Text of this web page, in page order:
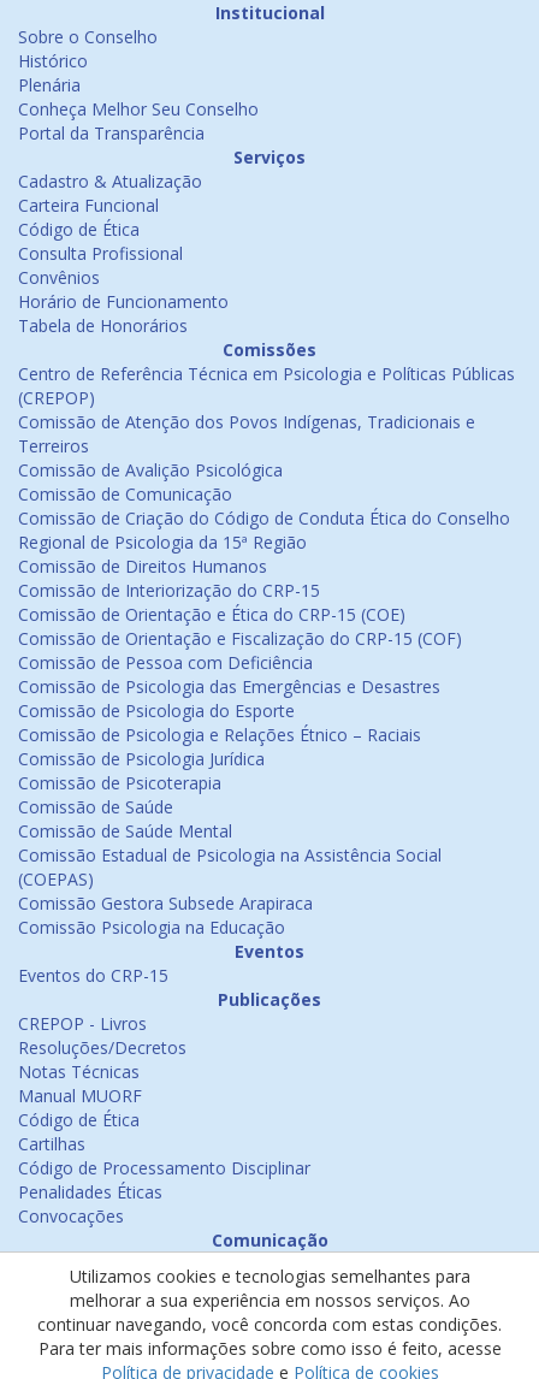
Institucional
Sobre o Conselho
Histórico
Plenária
Conheça Melhor Seu Conselho
Portal da Transparência
Serviços
Cadastro & Atualização
Carteira Funcional
Código de Ética
Consulta Profissional
Convênios
Horário de Funcionamento
Tabela de Honorários
Comissões
Centro de Referência Técnica em Psicologia e Políticas Públicas
(CREPOP)
Comissão de Atenção dos Povos Indígenas, Tradicionais e
Terreiros
Comissão de Avalição Psicológica
Comissão de Comunicação
Comissão de Criação do Código de Conduta Ética do Conselho
Regional de Psicologia da 15ª Região
Comissão de Direitos Humanos
Comissão de Interiorização do CRP-15
Comissão de Orientação e Ética do CRP-15 (COE)
Comissão de Orientação e Fiscalização do CRP-15 (COF)
Comissão de Pessoa com Deficiência
Comissão de Psicologia das Emergências e Desastres
Comissão de Psicologia do Esporte
Comissão de Psicologia e Relações Étnico – Raciais
Comissão de Psicologia Jurídica
Comissão de Psicoterapia
Comissão de Saúde
Comissão de Saúde Mental
Comissão Estadual de Psicologia na Assistência Social
(COEPAS)
Comissão Gestora Subsede Arapiraca
Comissão Psicologia na Educação
Eventos
Eventos do CRP-15
Publicações
CREPOP - Livros
Resoluções/Decretos
Notas Técnicas
Manual MUORF
Código de Ética
Cartilhas
Código de Processamento Disciplinar
Penalidades Éticas
Convocações
Comunicação
Emissão de Certificados
Psicologia na Mídia
Ouvidoria
Política de cookies
Utilizamos cookies e tecnologias semelhantes para
melhorar a sua experiência em nossos serviços. Ao
continuar navegando, você concorda com estas condições.
Para ter mais informações sobre como isso é feito, acesse
Política de privacidade e Política de cookies